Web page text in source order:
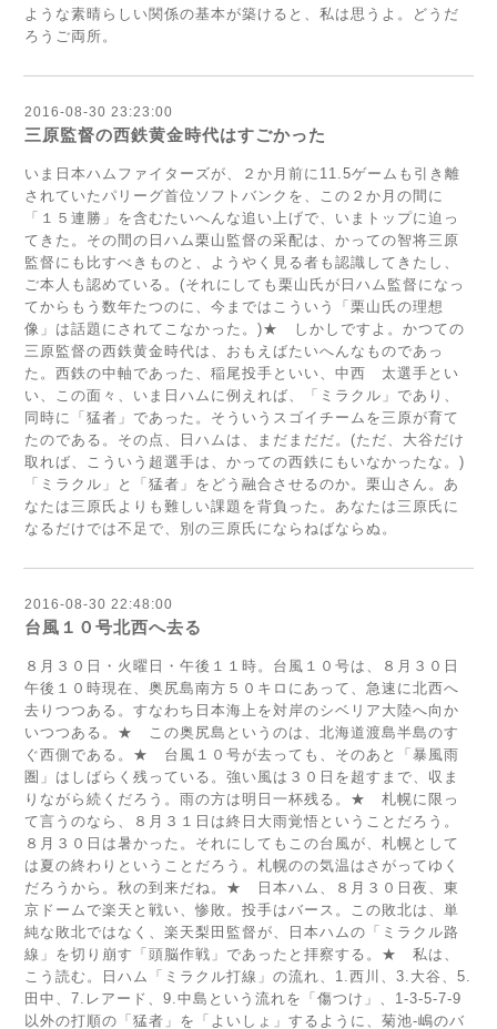
ような素晴らしい関係の基本が築けると、私は思うよ。どうだ
ろうご両所。
2016-08-30 23:23:00
三原監督の西鉄黄金時代はすごかった
いま日本ハムファイターズが、２か月前に11.5ゲームも引き離
されていたパリーグ首位ソフトバンクを、この２か月の間に
「１５連勝」を含むたいへんな追い上げで、いまトップに迫っ
てきた。その間の日ハム栗山監督の采配は、かっての智将三原
監督にも比すべきものと、ようやく見る者も認識してきたし、
ご本人も認めている。(それにしても栗山氏が日ハム監督になっ
てからもう数年たつのに、今まではこういう「栗山氏の理想
像」は話題にされてこなかった。)★ しかしですよ。かつての
三原監督の西鉄黄金時代は、おもえばたいへんなものであっ
た。西鉄の中軸であった、稲尾投手といい、中西 太選手とい
い、この面々、いま日ハムに例えれば、「ミラクル」であり、
同時に「猛者」であった。そういうスゴイチームを三原が育て
たのである。その点、日ハムは、まだまだだ。(ただ、大谷だけ
取れば、こういう超選手は、かっての西鉄にもいなかったな。)
「ミラクル」と「猛者」をどう融合させるのか。栗山さん。あ
なたは三原氏よりも難しい課題を背負った。あなたは三原氏に
なるだけでは不足で、別の三原氏にならねばならぬ。
2016-08-30 22:48:00
台風１０号北西へ去る
８月３０日・火曜日・午後１１時。台風１０号は、８月３０日
午後１０時現在、奥尻島南方５０キロにあって、急速に北西へ
去りつつある。すなわち日本海上を対岸のシベリア大陸へ向か
いつつある。★ この奥尻島というのは、北海道渡島半島のす
ぐ西側である。★ 台風１０号が去っても、そのあと「暴風雨
圏」はしばらく残っている。強い風は３０日を超すまで、収ま
りながら続くだろう。雨の方は明日一杯残る。★ 札幌に限っ
て言うのなら、８月３１日は終日大雨覚悟ということだろう。
８月３０日は暑かった。それにしてもこの台風が、札幌として
は夏の終わりということだろう。札幌のの気温はさがってゆく
だろうから。秋の到来だね。★ 日本ハム、８月３０日夜、東
京ドームで楽天と戦い、惨敗。投手はバース。この敗北は、単
純な敗北ではなく、楽天梨田監督が、日本ハムの「ミラクル路
線」を切り崩す「頭脳作戦」であったと拝察する。★ 私は、
こう読む。日ハム「ミラクル打線」の流れ、1.西川、3.大谷、5.
田中、7.レアード、9.中島という流れを「傷つけ」、1-3-5-7-9
以外の打順の「猛者」を「よいしょ」するように、菊池-嶋のバ